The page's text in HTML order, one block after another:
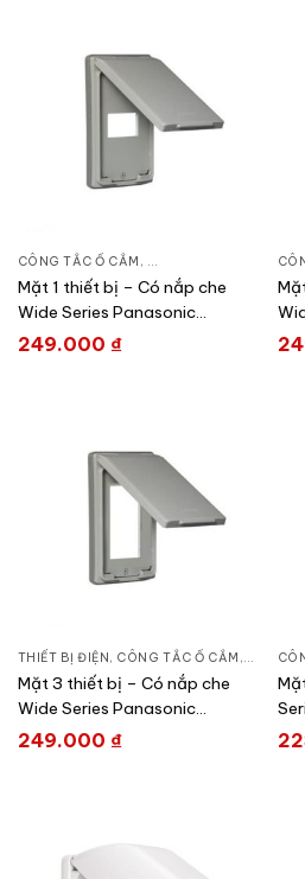
CÔNG TẮC Ổ CẮM , DÒNG WIDE SERIES ,
Mặt 1 thiết bị – Có nắp che
Wide Series Panasonic
WEG7901
249.000 ₫
THIẾT BỊ ĐIỆN, CÔNG TẮC Ổ CẮM , DÒNG
Mặt 3 thiết bị – Có nắp che
Wide Series Panasonic
WEG7903
249.000 ₫